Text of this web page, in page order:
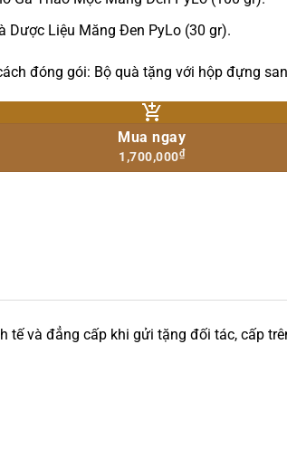
Dược Liệu Măng Đen PyLo (30 gr).
đóng gói: Bộ quà tặng với hộp đựng
Mua ngay
1,700,000₫
tế và đẳng cấp khi gửi tặng đối tác, cấp